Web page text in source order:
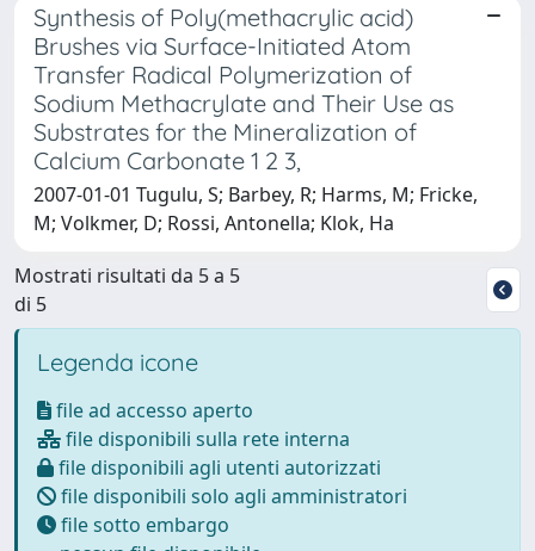
Synthesis of Poly(methacrylic acid)
Brushes via Surface-Initiated Atom
Transfer Radical Polymerization of
Sodium Methacrylate and Their Use as
Substrates for the Mineralization of
Calcium Carbonate 1 2 3,
2007-01-01 Tugulu, S; Barbey, R; Harms, M; Fricke,
M; Volkmer, D; Rossi, Antonella; Klok, Ha
Mostrati risultati da 5 a 5
di 5
Legenda icone
file ad accesso aperto
file disponibili sulla rete interna
file disponibili agli utenti autorizzati
file disponibili solo agli amministratori
file sotto embargo